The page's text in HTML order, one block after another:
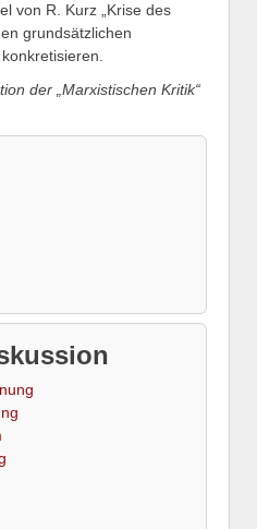
von R. Kurz „Krise des
grundsätzlichen
der „Marxistischen Kritik“